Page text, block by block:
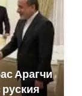
Арагчи
руския